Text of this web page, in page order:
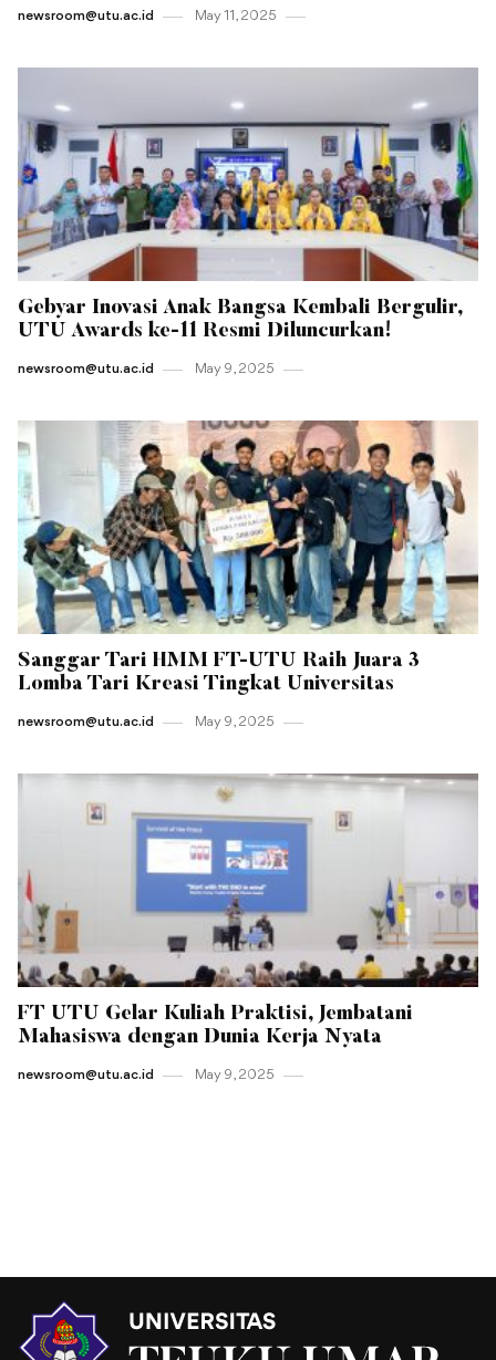
newsroom@utu.ac.id May 11 , 2025
Gebyar Inovasi Anak Bangsa Kembali Bergulir,
UTU Awards ke-11 Resmi Diluncurkan!
newsroom@utu.ac.id May 9 , 2025
Sanggar Tari HMM FT-UTU Raih Juara 3
Lomba Tari Kreasi Tingkat Universitas
newsroom@utu.ac.id May 9 , 2025
FT UTU Gelar Kuliah Praktisi, Jembatani
Mahasiswa dengan Dunia Kerja Nyata
newsroom@utu.ac.id May 9 , 2025